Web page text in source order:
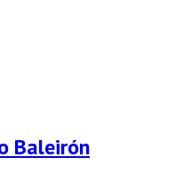
Baleirón